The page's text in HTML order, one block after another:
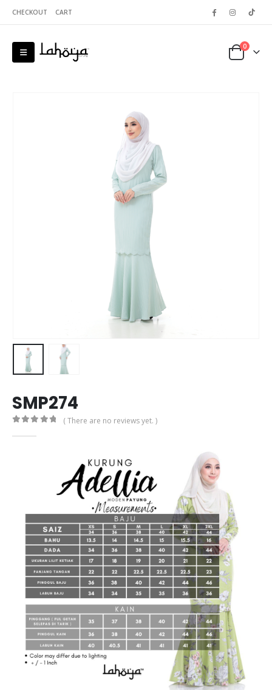
CHECKOUT CART
0
SMP274
( There are no reviews yet. )